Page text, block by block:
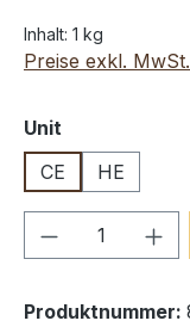
Inhalt: 1 kg
Preise exkl.
Unit
CE
HE
Produkt
Produktnummer: